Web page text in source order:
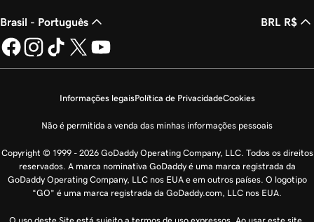
Brasil - Português BRL R$
Informações legaisPolítica de PrivacidadeCookies
Não é permitida a venda das minhas informações pessoais
Copyright © 1999 - 2026 GoDaddy Operating Company, LLC. Todos os direitos
reservados. A marca nominativa GoDaddy é uma marca registrada da
GoDaddy Operating Company, LLC nos EUA e em outros países. O logotipo
“GO” é uma marca registrada da GoDaddy.com, LLC nos EUA.